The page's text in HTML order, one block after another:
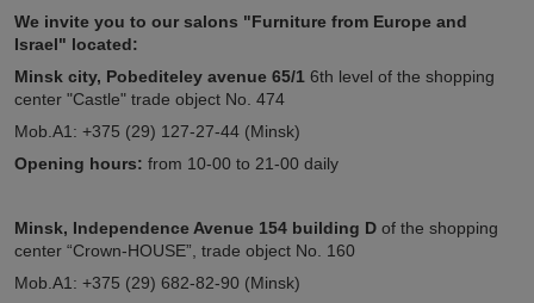
We invite you to our salons "Furniture from Europe and
Israel" located:
Minsk city, Pobediteley avenue 65/1 6th level of the shopping
center "Castle" trade object No. 474
Mob.A1: +375 (29) 127-27-44 (Minsk)
Opening hours: from 10-00 to 21-00 daily
Minsk, Independence Avenue 154 building D of the shopping
center “Crown-HOUSE”, trade object No. 160
Mob.A1: +375 (29) 682-82-90 (Minsk)